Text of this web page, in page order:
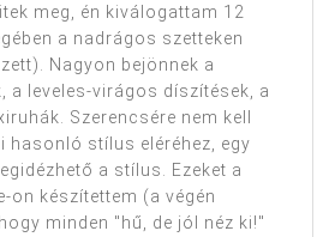
meg, én kiválogattam 12
a nadrágos szetteken
Nagyon bejönnek a
a leveles-virágos díszítések, a
Szerencsére nem kell
hasonló stílus eléréhez, egy
a stílus. Ezeket a
on készítettem (a végén
minden "hű, de jól néz ki!"